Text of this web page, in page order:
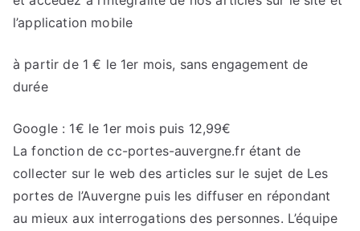
l’application mobile
à partir de 1 € le 1er mois, sans engagement de
durée
Google : 1€ le 1er mois puis 12,99€
La fonction de cc-portes-auvergne.fr étant de
collecter sur le web des articles sur le sujet de Les
portes de l’Auvergne puis les diffuser en répondant
au mieux aux interrogations des personnes. L’équipe